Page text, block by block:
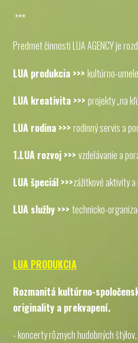
***
Predmet činnosti LUA AGENCY je
LUA produkcia >>>kultúrno-
LUA kreativita >>>projekty „na
LUA rodina >>>rodinný servis a
1.LUA rozvoj >>>vzdelávanie a
LUA špeciál >>>zážitkové aktivity
LUA služby >>>technicko-
LUA PRODUKCIA
Rozmanitá kultúrno-
originality a prekvapení.
- koncerty rôznych hudobných